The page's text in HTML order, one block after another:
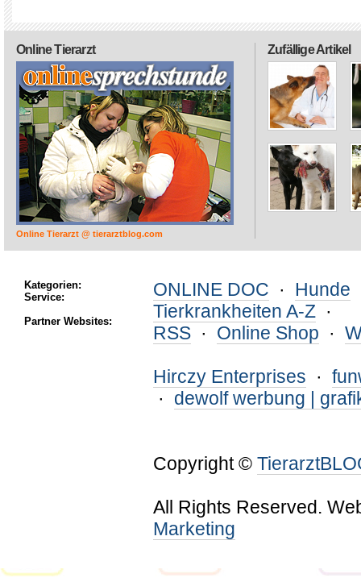
Zufällige Artikel
Online Tierarzt
Online Tierarzt @ tierarztblog.com
Kategorien:
Service:
Partner Websites:
ONLINE DOC · Hunde
Tierkrankheiten A-Z ·
RSS · Online Shop ·
Hirczy Enterprises ·
· dewolf werbung |
Copyright ©
All Rights Reserved.
Marketing